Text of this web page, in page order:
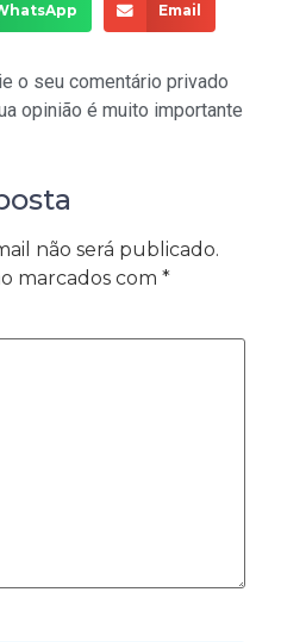
Email
o seu comentário privado
opinião é muito importante
não será publicado.
marcados com *